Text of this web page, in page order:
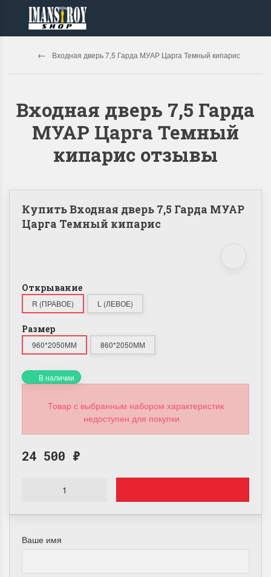
Входная дверь 7,5 Гарда МУАР Царга Темный кипарис
Входная дверь 7,5 Гарда
МУАР Царга Темный
кипарис отзывы
Купить Входная дверь 7,5 Гарда МУАР
Царга Темный кипарис
Открывание
R (ПРАВОЕ) L (ЛЕВОЕ)
Размер
960*2050ММ 860*2050ММ
В наличии
Товар с выбранным набором характеристик
недоступен для покупки
24 500 ₽
Ваше имя